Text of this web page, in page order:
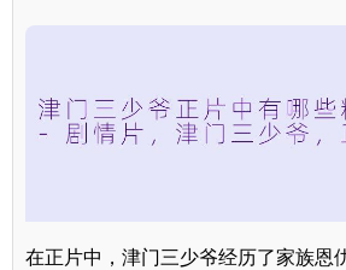
在正片中，津门三少爷经历了家族恩